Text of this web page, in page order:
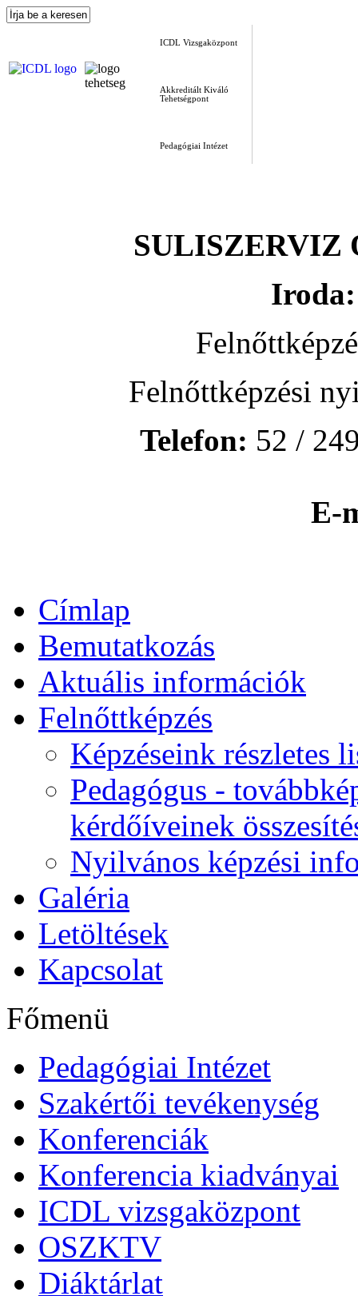
ICDL Vizsgaközpont
Akkreditált Kiváló
Tehetségpont
Pedagógiai Intézet
SULISZERVIZ
Iroda:
Felnőttképzési
Telefon: 52 /
E-
Címlap
Bemutatkozás
Aktuális információk
Felnőttképzés
Képzéseink részletes
Pedagógus -
kérdőíveinek
Nyilvános képzési
Galéria
Letöltések
Kapcsolat
Főmenü
Pedagógiai Intézet
Szakértői tevékenység
Konferenciák
Konferencia kiadványai
ICDL vizsgaközpont
OSZKTV
Diáktárlat